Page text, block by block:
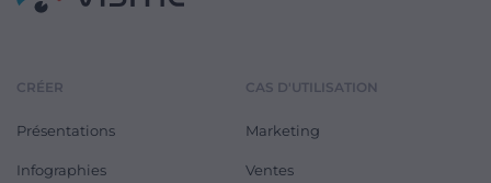
CRÉER
Présentations
Infographies
CAS D'UTILISATION
Marketing
Ventes